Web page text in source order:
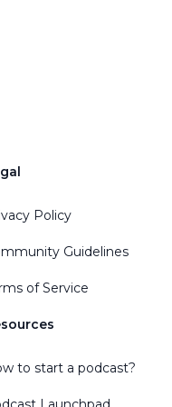
Policy
Guidelines
of Service
to start a podcast?